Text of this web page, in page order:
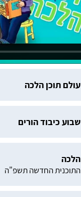
עולם תוכן הלכה
שבוע כיבוד הורים
הלכה
התוכנית החדשה תשפ"ה